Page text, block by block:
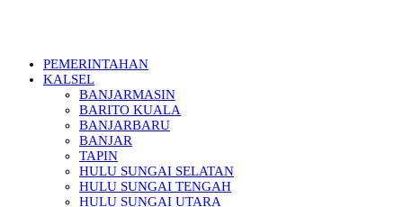
PEMERINTAHAN
KALSEL
BANJARMASIN
BARITO KUALA
BANJARBARU
BANJAR
TAPIN
HULU SUNGAI SELATAN
HULU SUNGAI TENGAH
HULU SUNGAI UTARA